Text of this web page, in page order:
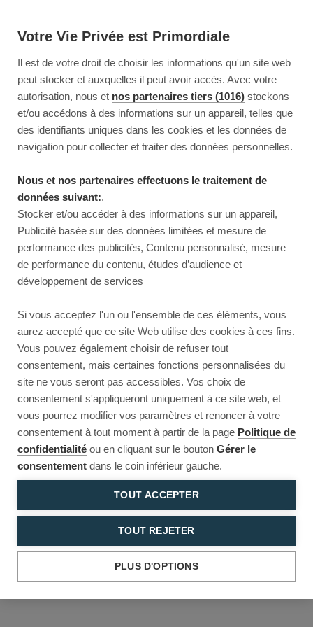
Votre Vie Privée est Primordiale
Il est de votre droit de choisir les informations qu'un site web
peut stocker et auxquelles il peut avoir accès. Avec votre
autorisation, nous et nos partenaires tiers (1016) stockons
et/ou accédons à des informations sur un appareil, telles que
des identifiants uniques dans les cookies et les données de
navigation pour collecter et traiter des données personnelles.
Nous et nos partenaires effectuons le traitement de
données suivant:.
Stocker et/ou accéder à des informations sur un appareil,
Publicité basée sur des données limitées et mesure de
performance des publicités, Contenu personnalisé, mesure
de performance du contenu, études d’audience et
développement de services
Si vous acceptez l'un ou l'ensemble de ces éléments, vous
aurez accepté que ce site Web utilise des cookies à ces fins.
Vous pouvez également choisir de refuser tout
consentement, mais certaines fonctions personnalisées du
site ne vous seront pas accessibles. Vos choix de
consentement s'appliqueront uniquement à ce site web, et
vous pourrez modifier vos paramètres et renoncer à votre
consentement à tout moment à partir de la page Politique de
confidentialité ou en cliquant sur le bouton Gérer le
consentement dans le coin inférieur gauche.
TOUT ACCEPTER
TOUT REJETER
PLUS D'OPTIONS
Reload to try again, or go back.
Reload Back